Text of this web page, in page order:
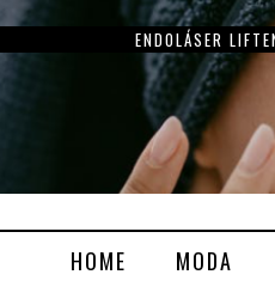
LOVE COLLECTION:
HOME MODA